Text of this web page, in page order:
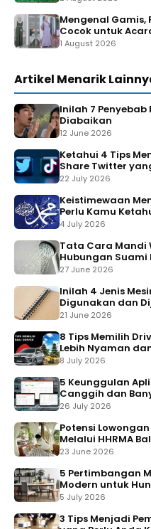
Mengenal
Cocok untuk
1 August 2026
Artikel Menarik
Inilah 7 Penyebab
Diabaikan
12 June 2026
Ketahui 4 Tips
Share Twitter
22 July 2026
Keistimewaan
Perlu Kamu
4 July 2026
Tata Cara Mandi
Hubungan Suami
27 June 2026
Inilah 4 Jenis
Digunakan dan
21 June 2026
8 Tips Memilih
Lebih Nyaman
8 July 2026
5 Keunggulan
Canggih dan
26 July 2026
Potensi
Melalui HHRMA
23 June 2026
5 Pertimbangan
Modern untuk
5 July 2026
3 Tips Menjadi